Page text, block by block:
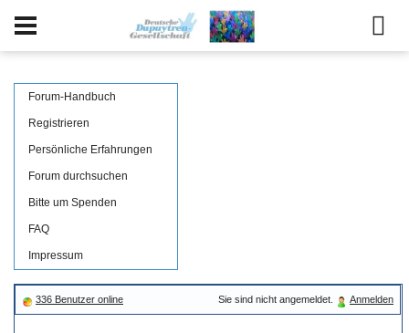
Forum-Handbuch
Registrieren
Persönliche Erfahrungen
Forum durchsuchen
Bitte um Spenden
FAQ
Impressum
336 Benutzer online Sie sind nicht angemeldet. Anmelden